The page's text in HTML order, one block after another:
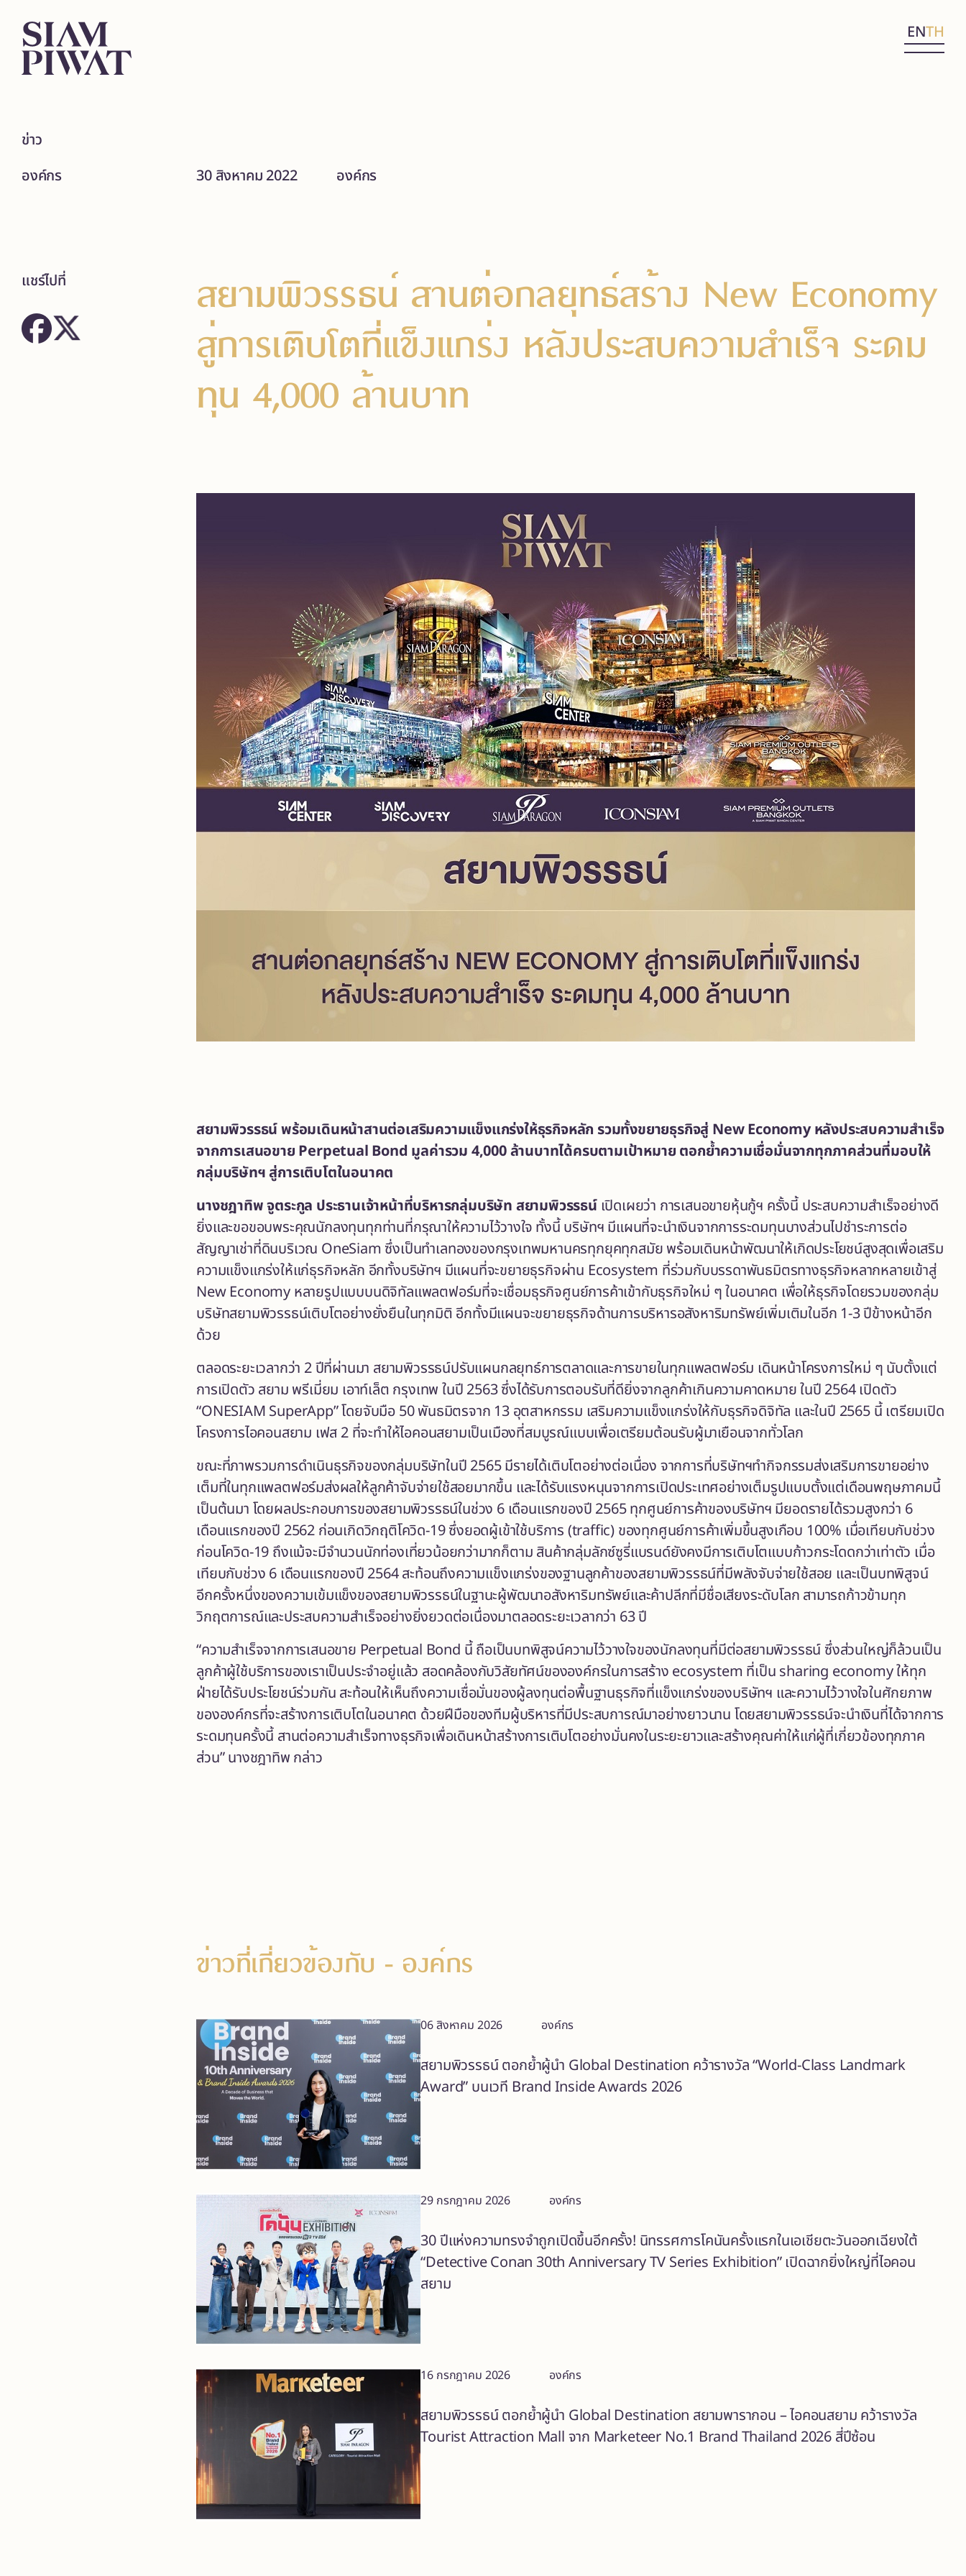
ENTH
ข่าว
องค์กร
แชร์ไปที่
30 สิงหาคม 2022 องค์กร
สยามพิวรรธน์ สานต่อกลยุทธ์สร้าง New Economy
สู่การเติบโตที่แข็งแกร่ง หลังประสบความสำเร็จ ระดม
ทุน 4,000 ล้านบาท
สยามพิวรรธน์ พร้อมเดินหน้าสานต่อเสริมความแข็งแกร่งให้ธุรกิจหลัก รวมทั้งขยายธุรกิจสู่ New Economy หลังประสบความสำเร็จ
จากการเสนอขาย Perpetual Bond มูลค่ารวม 4,000 ล้านบาทได้ครบตามเป้าหมาย ตอกย้ำความเชื่อมั่นจากทุกภาคส่วนที่มอบให้
กลุ่มบริษัทฯ สู่การเติบโตในอนาคต
นางชฎาทิพ จูตระกูล ประธานเจ้าหน้าที่บริหารกลุ่มบริษัท สยามพิวรรธน์เปิดเผยว่า การเสนอขายหุ้นกู้ฯ ครั้งนี้ ประสบความสำเร็จอย่างดี
ยิ่งและขอขอบพระคุณนักลงทุนทุกท่านที่กรุณาให้ความไว้วางใจ ทั้งนี้ บริษัทฯ มีแผนที่จะนำเงินจากการระดมทุนบางส่วนไปชำระการต่อ
สัญญาเช่าที่ดินบริเวณ OneSiam ซึ่งเป็นทำเลทองของกรุงเทพมหานครทุกยุคทุกสมัย พร้อมเดินหน้าพัฒนาให้เกิดประโยชน์สูงสุดเพื่อเสริม
ความแข็งแกร่งให้แก่ธุรกิจหลัก อีกทั้งบริษัทฯ มีแผนที่จะขยายธุรกิจผ่าน Ecosystem ที่ร่วมกับบรรดาพันธมิตรทางธุรกิจหลากหลายเข้าสู่
New Economy หลายรูปแบบบนดิจิทัลแพลตฟอร์มที่จะเชื่อมธุรกิจศูนย์การค้าเข้ากับธุรกิจใหม่ ๆ ในอนาคต เพื่อให้ธุรกิจโดยรวมของกลุ่ม
บริษัทสยามพิวรรธน์เติบโตอย่างยั่งยืนในทุกมิติ อีกทั้งมีแผนจะขยายธุรกิจด้านการบริหารอสังหาริมทรัพย์เพิ่มเติมในอีก 1-3 ปีข้างหน้าอีก
ด้วย
ตลอดระยะเวลากว่า 2 ปีที่ผ่านมา สยามพิวรรธน์ปรับแผนกลยุทธ์การตลาดและการขายในทุกแพลตฟอร์ม เดินหน้าโครงการใหม่ ๆ นับตั้งแต่
การเปิดตัว สยาม พรีเมี่ยม เอาท์เล็ต กรุงเทพ ในปี 2563 ซึ่งได้รับการตอบรับที่ดียิ่งจากลูกค้าเกินความคาดหมาย ในปี 2564 เปิดตัว
“ONESIAM SuperApp” โดยจับมือ 50 พันธมิตรจาก 13 อุตสาหกรรม เสริมความแข็งแกร่งให้กับธุรกิจดิจิทัล และในปี 2565 นี้ เตรียมเปิด
โครงการไอคอนสยาม เฟส 2 ที่จะทำให้ไอคอนสยามเป็นเมืองที่สมบูรณ์แบบเพื่อเตรียมต้อนรับผู้มาเยือนจากทั่วโลก
ขณะที่ภาพรวมการดำเนินธุรกิจของกลุ่มบริษัทในปี 2565 มีรายได้เติบโตอย่างต่อเนื่อง จากการที่บริษัทฯทำกิจกรรมส่งเสริมการขายอย่าง
เต็มที่ในทุกแพลตฟอร์มส่งผลให้ลูกค้าจับจ่ายใช้สอยมากขึ้น และได้รับแรงหนุนจากการเปิดประเทศอย่างเต็มรูปแบบตั้งแต่เดือนพฤษภาคมนี้
เป็นต้นมา โดยผลประกอบการของสยามพิวรรธน์ในช่วง 6 เดือนแรกของปี 2565 ทุกศูนย์การค้าของบริษัทฯ มียอดรายได้รวมสูงกว่า 6
เดือนแรกของปี 2562 ก่อนเกิดวิกฤติโควิด-19 ซึ่งยอดผู้เข้าใช้บริการ (traffic) ของทุกศูนย์การค้าเพิ่มขึ้นสูงเกือบ 100% เมื่อเทียบกับช่วง
ก่อนโควิด-19 ถึงแม้จะมีจำนวนนักท่องเที่ยวน้อยกว่ามากก็ตาม สินค้ากลุ่มลักซ์ซูรี่แบรนด์ยังคงมีการเติบโตแบบก้าวกระโดดกว่าเท่าตัว เมื่อ
เทียบกับช่วง 6 เดือนแรกของปี 2564 สะท้อนถึงความแข็งแกร่งของฐานลูกค้าของสยามพิวรรธน์ที่มีพลังจับจ่ายใช้สอย และเป็นบทพิสูจน์
อีกครั้งหนึ่งของความเข้มแข็งของสยามพิวรรธน์ในฐานะผู้พัฒนาอสังหาริมทรัพย์และค้าปลีกที่มีชื่อเสียงระดับโลก สามารถก้าวข้ามทุก
วิกฤตการณ์และประสบความสำเร็จอย่างยิ่งยวดต่อเนื่องมาตลอดระยะเวลากว่า 63 ปี
“ความสำเร็จจากการเสนอขาย Perpetual Bond นี้ ถือเป็นบทพิสูจน์ความไว้วางใจของนักลงทุนที่มีต่อสยามพิวรรธน์ ซึ่งส่วนใหญ่ก็ล้วนเป็น
ลูกค้าผู้ใช้บริการของเราเป็นประจำอยู่แล้ว สอดคล้องกับวิสัยทัศน์ขององค์กรในการสร้าง ecosystem ที่เป็น sharing economy ให้ทุก
ฝ่ายได้รับประโยชน์ร่วมกัน สะท้อนให้เห็นถึงความเชื่อมั่นของผู้ลงทุนต่อพื้นฐานธุรกิจที่แข็งแกร่งของบริษัทฯ และความไว้วางใจในศักยภาพ
ขององค์กรที่จะสร้างการเติบโตในอนาคต ด้วยฝีมือของทีมผู้บริหารที่มีประสบการณ์มาอย่างยาวนาน โดยสยามพิวรรธน์จะนำเงินที่ได้จากการ
ระดมทุนครั้งนี้ สานต่อความสำเร็จทางธุรกิจเพื่อเดินหน้าสร้างการเติบโตอย่างมั่นคงในระยะยาวและสร้างคุณค่าให้แก่ผู้ที่เกี่ยวข้องทุกภาค
ส่วน” นางชฎาทิพ กล่าว
ข่าวที่เกี่ยวข้องกับ - องค์กร
06 สิงหาคม 2026 องค์กร
สยามพิวรรธน์ ตอกย้ำผู้นำ Global Destination คว้ารางวัล “World-Class Landmark
Award” บนเวที Brand Inside Awards 2026
29 กรกฎาคม 2026 องค์กร
30 ปีแห่งความทรงจำถูกเปิดขึ้นอีกครั้ง! นิทรรศการโคนันครั้งแรกในเอเชียตะวันออกเฉียงใต้
“Detective Conan 30th Anniversary TV Series Exhibition” เปิดฉากยิ่งใหญ่ที่ไอคอน
สยาม
16 กรกฎาคม 2026 องค์กร
สยามพิวรรธน์ ตอกย้ำผู้นำ Global Destination สยามพารากอน – ไอคอนสยาม คว้ารางวัล
Tourist Attraction Mall จาก Marketeer No.1 Brand Thailand 2026 สี่ปีซ้อน